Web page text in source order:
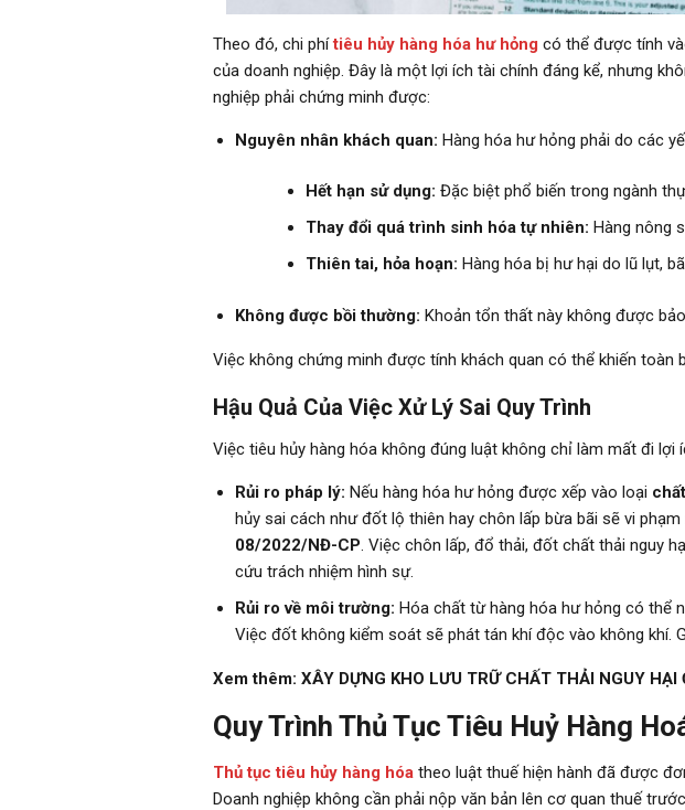
Theo đó, chi phítiêu hủy hàng hóa hư hỏng có thể được tính
của doanh nghiệp. Đây là một lợi ích tài chính đáng kể, nhưng
nghiệp phải chứng minh được:
Nguyên nhân khách quan: Hàng hóa hư hỏng phải do các
Hết hạn sử dụng: Đặc biệt phổ biến trong ngành
Thay đổi quá trình sinh hóa tự nhiên: Hàng nông
Thiên tai, hỏa hoạn: Hàng hóa bị hư hại do lũ lụt,
Không được bồi thường: Khoản tổn thất này không được
Việc không chứng minh được tính khách quan có thể khiến toàn
Hậu Quả Của Việc Xử Lý Sai Quy Trình
Việc tiêu hủy hàng hóa không đúng luật không chỉ làm mất đi
Rủi ro pháp lý: Nếu hàng hóa hư hỏng được xếp vào loại
hủy sai cách như đốt lộ thiên hay chôn lấp bừa bãi sẽ vi
08/2022/NĐ-CP. Việc chôn lấp, đổ thải, đốt chất thải nguy
cứu trách nhiệm hình sự.
Rủi ro về môi trường: Hóa chất từ hàng hóa hư hỏng có thể
Việc đốt không kiểm soát sẽ phát tán khí độc vào không khí.
Xem thêm: XÂY DỰNG KHO LƯU TRỮ CHẤT THẢI NGUY HẠI
Quy Trình Thủ Tục Tiêu Huỷ Hàng
Thủ tục tiêu hủy hàng hóa theo luật thuế hiện hành đã được
Doanh nghiệp không cần phải nộp văn bản lên cơ quan thuế